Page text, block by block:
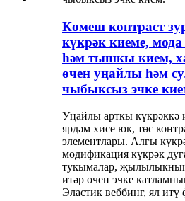
Көмеш контраст
күкрәк киеме, мода
һәм тышкы кием,
өчен уңайлы һәм
чыбыксыз эчке
Уңайлы арткы күкрәккә
ярдәм хисе юк, төс
элементлары. Алгы
модификация күкрәк
тукымалар,
итәр өчен эчке
Эластик веббинг, ял итү